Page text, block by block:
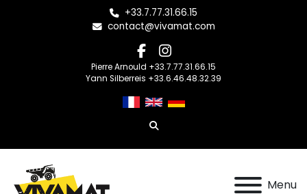
+33.7.77.31.66.15
contact@vivamat.com
facebook
instagram
Pierre Arnould +33.7.77.31.66.15
Yann Silberreis +33.6.46.48.32.39
Rechercher
Menu